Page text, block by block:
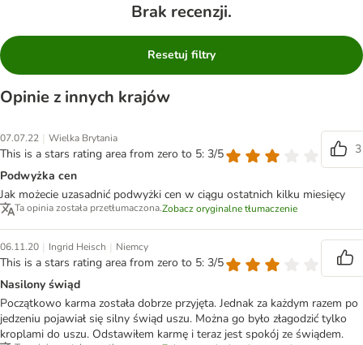
Brak recenzji.
Resetuj filtry
Opinie z innych krajów
07.07.22 | Wielka Brytania
This is a stars rating area from zero to 5: 3/5
3
Podwyżka cen
Jak możecie uzasadnić podwyżki cen w ciągu ostatnich kilku miesięcy
Ta opinia została przetłumaczona.Zobacz oryginalne tłumaczenie
06.11.20 | Ingrid Heisch | Niemcy
This is a stars rating area from zero to 5: 3/5
Nasilony świąd
Początkowo karma została dobrze przyjęta. Jednak za każdym razem po
jedzeniu pojawiał się silny świąd uszu. Można go było złagodzić tylko
kroplami do uszu. Odstawiłem karmę i teraz jest spokój ze świądem.